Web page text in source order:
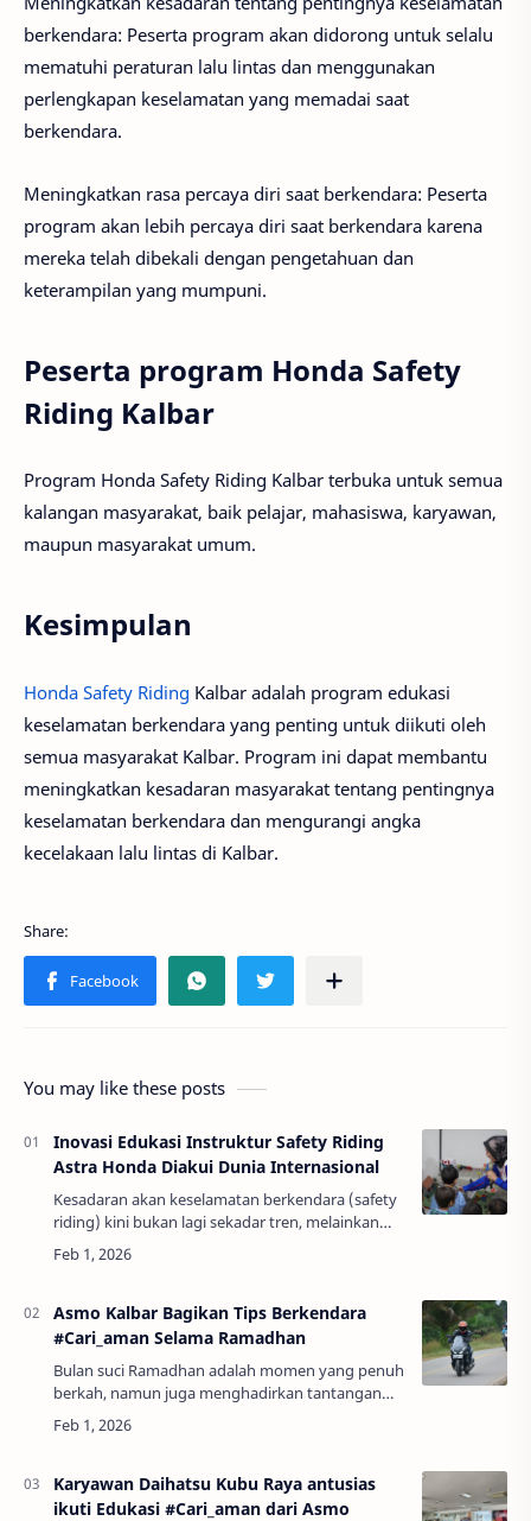
berkendara: Peserta program akan didorong untuk selalu
mematuhi peraturan lalu lintas dan menggunakan
perlengkapan keselamatan yang memadai saat
berkendara.
Meningkatkan rasa percaya diri saat berkendara: Peserta
program akan lebih percaya diri saat berkendara karena
mereka telah dibekali dengan pengetahuan dan
keterampilan yang mumpuni.
Peserta program Honda Safety
Riding Kalbar
Program Honda Safety Riding Kalbar terbuka untuk semua
kalangan masyarakat, baik pelajar, mahasiswa, karyawan,
maupun masyarakat umum.
Kesimpulan
Honda Safety Riding Kalbar adalah program edukasi
keselamatan berkendara yang penting untuk diikuti oleh
semua masyarakat Kalbar. Program ini dapat membantu
meningkatkan kesadaran masyarakat tentang pentingnya
keselamatan berkendara dan mengurangi angka
kecelakaan lalu lintas di Kalbar.
You may like these posts
Inovasi Edukasi Instruktur Safety Riding
Astra Honda Diakui Dunia Internasional
Kesadaran akan keselamatan berkendara (safety
riding) kini bukan lagi sekadar tren, melainkan
kebutuhan mendasar bagi masyarakat modern.
Di tengah upaya meningkatkan budaya tertib …
Asmo Kalbar Bagikan Tips Berkendara
#Cari_aman Selama Ramadhan
Bulan suci Ramadhan adalah momen yang penuh
berkah, namun juga menghadirkan tantangan
tersendiri bagi para pengendara sepeda
motor. Berkendara dengan
Karyawan Daihatsu Kubu Raya antusias
ikuti Edukasi #Cari_aman dari Asmo